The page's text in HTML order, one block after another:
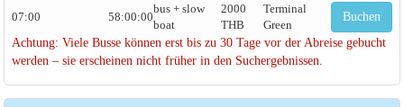
07:00 58:00:00
bus + slow
boat
2000
THB
Terminal
Green
Buchen
Achtung: Viele Busse können erst bis zu 30 Tage vor der Abreise gebucht
werden – sie erscheinen nicht früher in den Suchergebnissen.